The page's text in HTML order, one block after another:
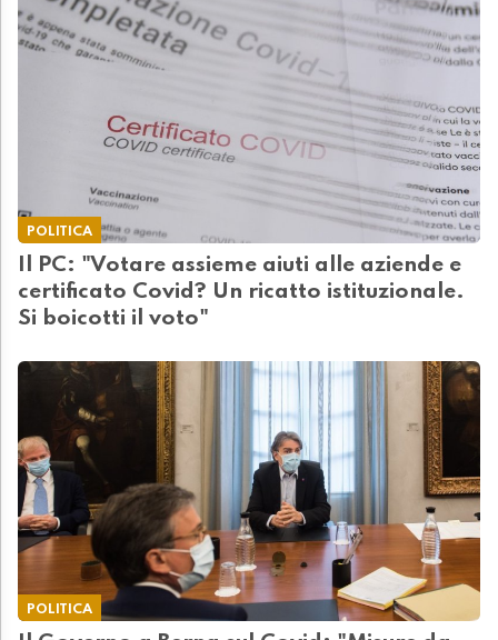
POLITICA
Il PC: "Votare assieme aiuti alle aziende e
certificato Covid? Un ricatto istituzionale.
Si boicotti il voto"
POLITICA